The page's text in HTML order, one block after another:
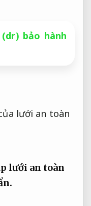
(dr) bảo hành
lưới an toàn